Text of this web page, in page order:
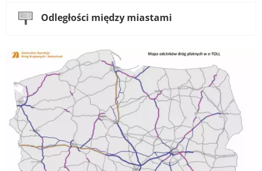
Odległości między miastami